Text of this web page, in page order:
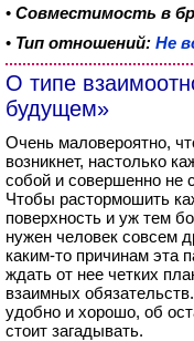
• Совместимость в
• Тип отношений: Не
О типе
будущем»
Очень маловероятно,
возникнет, настолько
собой и совершенно не
Чтобы растормошить
поверхность и уж тем
нужен человек совсем
каким-то причинам эта
ждать от нее четких
взаимных
удобно и хорошо, об
стоит загадывать.